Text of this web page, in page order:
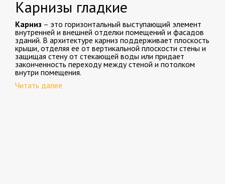
Карнизы гладкие
Карниз – это горизонтальный выступающий элемент
внутренней и внешней отделки помещений и фасадов
зданий. В архитектуре карниз поддерживает плоскость
крыши, отделяя ее от вертикальной плоскости стены и
защищая стену от стекающей воды или придает
законченность переходу между стеной и потолком
внутри помещения.
Читать далее